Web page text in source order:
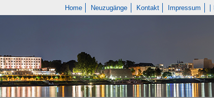
Home Neuzugänge Kontakt Impressum